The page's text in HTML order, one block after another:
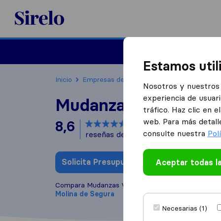
Sirelo.es
Inicio Empresas de mudanzas
Mudanzas V
8,6 basado en3
reseñas de Sirelo y Google
i
Solicita Presupuestos Escribe
Compara Mudanzas V Proyecta con otras
Molina de Segura
Estamos
Nosotros y
experiencia de
tráfico. Haz clic en
web. Para más
consulte nuestra
Aceptar todas
Necesarias (1)